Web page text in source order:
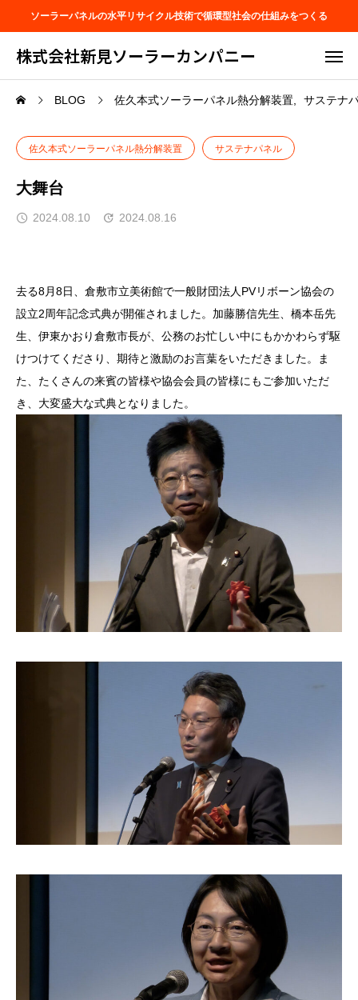
ソーラーパネルの水平リサイクル技術で循環型社会の仕組みをつくる
株式会社新見ソーラーカンパニー
BLOG 佐久本式ソーラーパネル熱分解装置 サステナ
佐久本式ソーラーパネル熱分解装置 サステナパネル
大舞台
2024.08.10 2024.08.16
去る8月8日、倉敷市立美術館で一般財団法人PVリボーン協会の
設立2周年記念式典が開催されました。加藤勝信先生、橋本岳先
生、伊東かおり倉敷市長が、公務のお忙しい中にもかかわらず駆
けつけてくださり、期待と激励のお言葉をいただきました。ま
た、たくさんの来賓の皆様や協会会員の皆様にもご参加いただ
き、大変盛大な式典となりました。